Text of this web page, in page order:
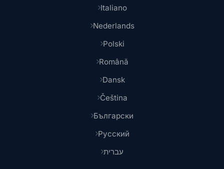
Italiano
Nederlands
Polski
Română
Dansk
Čeština
Български
Русский
עברית